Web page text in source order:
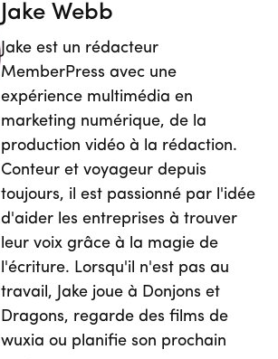
Jake Webb
Jake est un rédacteur
MemberPress avec une
expérience multimédia en
marketing numérique, de la
production vidéo à la rédaction.
Conteur et voyageur depuis
toujours, il est passionné par l'idée
d'aider les entreprises à trouver
leur voix grâce à la magie de
l'écriture. Lorsqu'il n'est pas au
travail, Jake joue à Donjons et
Dragons, regarde des films de
wuxia ou planifie son prochain